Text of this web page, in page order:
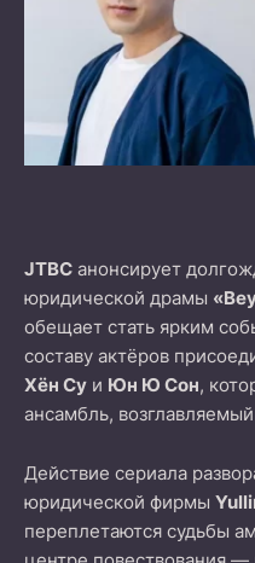
JTBC анонсирует
юридической драмы
обещает стать ярким
составу актёров
Хён Су и Юн Ю Сон,
ансамбль, возглавляемый
Действие сериала
юридической фирмы
переплетаются судьбы